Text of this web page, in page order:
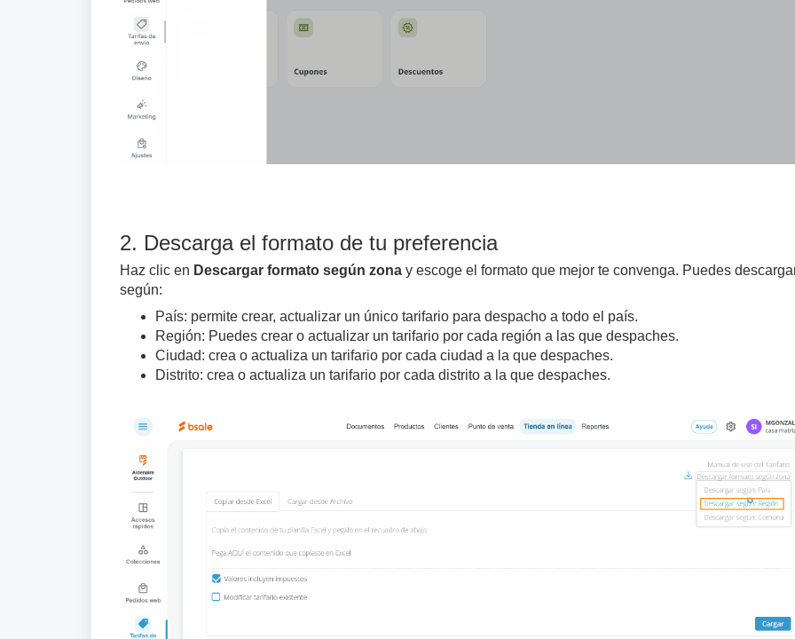
2. Descarga el formato de tu preferencia
Haz clic en Descargar formato según zona y escoge el formato que mejor te convenga. Puedes
según:
País: permite crear, actualizar un único tarifario para despacho a todo el país.
Región: Puedes crear o actualizar un tarifario por cada región a las que despaches.
Ciudad: crea o actualiza un tarifario por cada ciudad a la que despaches.
Distrito: crea o actualiza un tarifario por cada distrito a la que despaches.